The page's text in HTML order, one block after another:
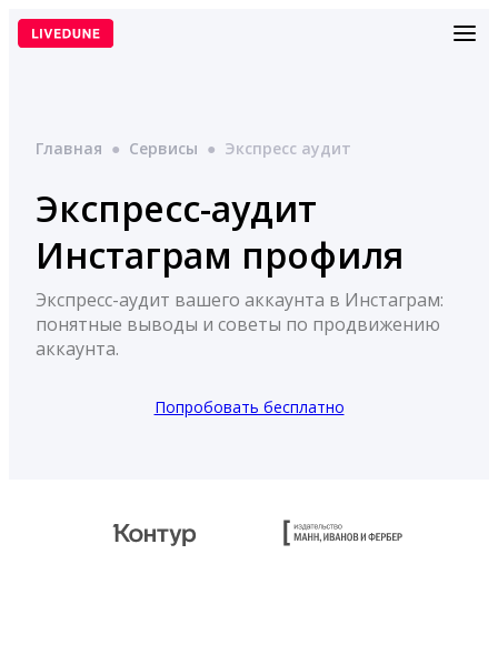
Перейти
Главная ● Сервисы ● Экспресс аудит
Экспресс-аудит
Инстаграм профиля
Экспресс-аудит вашего аккаунта в Инстаграм:
понятные выводы и советы по продвижению
аккаунта.
Попробовать бесплатно